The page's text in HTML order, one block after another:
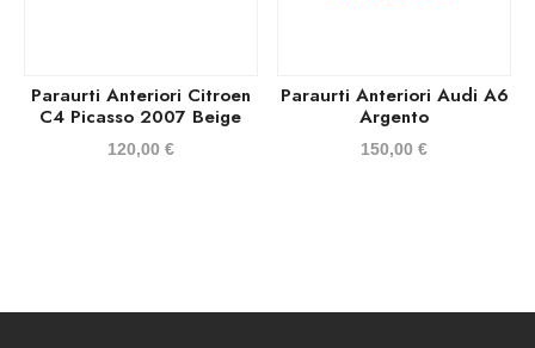
Paraurti Anteriori Citroen
C4 Picasso 2007 Beige
120,00 €
Paraurti Anteriori Audi A6
Argento
150,00€